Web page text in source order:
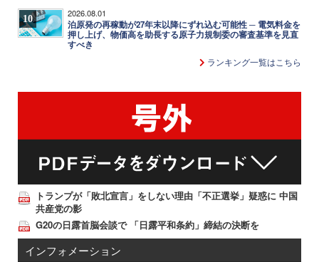
10 2026.08.01
泊原発の再稼動が27年末以降にずれ込む可能性 ─ 電気料金を
押し上げ、物価高を助長する原子力規制委の審査基準を見直
すべき
ランキング一覧はこちら
トランプが「敗北宣言」をしない理由「不正選挙」疑惑に 中国
共産党の影
G20の日露首脳会談で 「日露平和条約」締結の決断を
インフォメーション